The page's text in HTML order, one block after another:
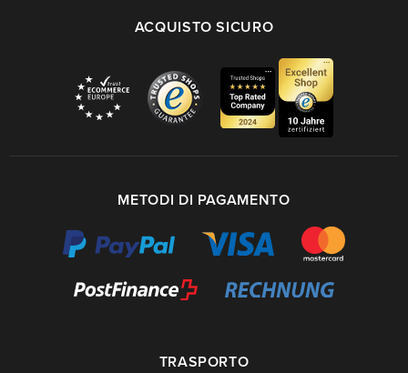
ACQUISTO SICURO
METODI DI PAGAMENTO
TRASPORTO